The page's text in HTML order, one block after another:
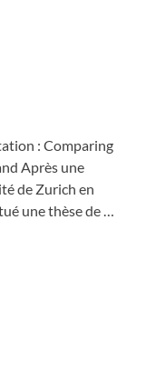
: Comparing
Après une
de Zurich en
une thèse de …